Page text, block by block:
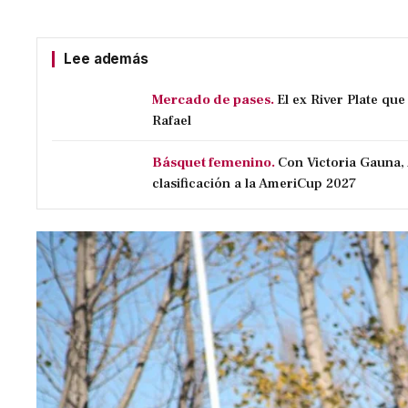
Lee además
Mercado de pases. El ex River Plate
Rafael
Básquet femenino. Con Victoria
clasificación a la AmeriCup 2027